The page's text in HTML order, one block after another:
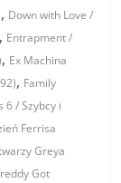
, Down with Love /
, Entrapment /
, Ex Machina
, Family
6 / Szybcy i
Ferrisa
Greya
Got